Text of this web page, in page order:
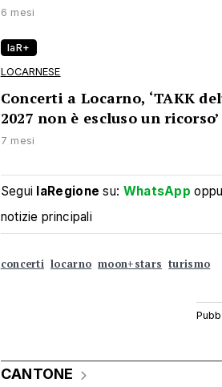
6 mesi
laR+
LOCARNESE
Concerti a Locarno, ‘TAKK
2027 non è escluso un ricorso’
7 mesi
Segui laRegione su: WhatsApp
notizie principali
concerti locarno moon+stars turismo
CANTONE